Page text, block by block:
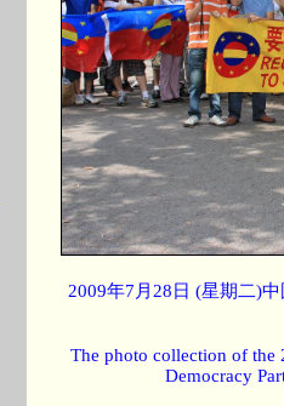
2009年7月28日 (星期二)
The photo collection of the
Democracy